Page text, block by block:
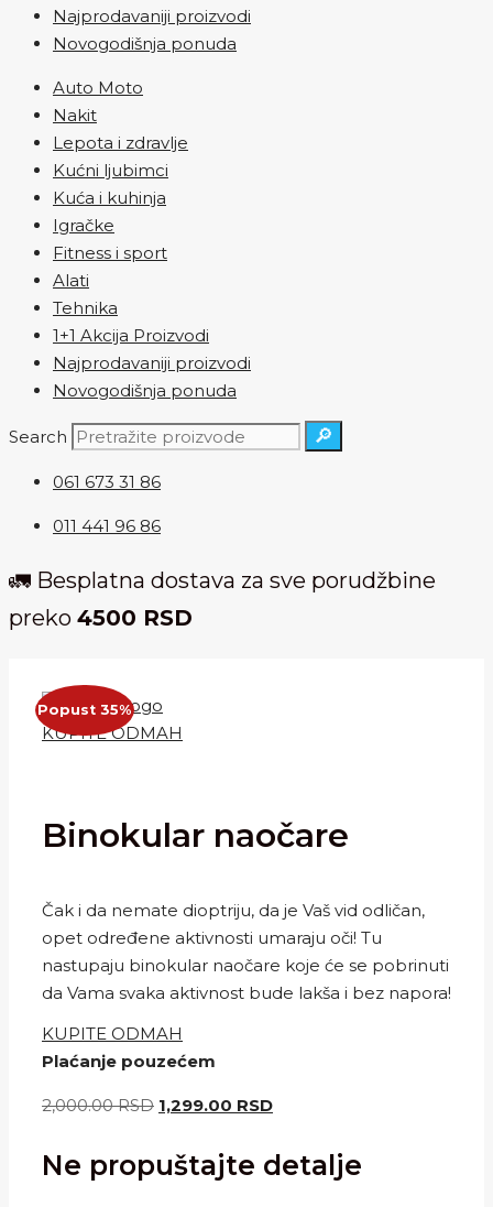
Najprodavaniji proizvodi
Novogodišnja ponuda
Auto Moto
Nakit
Lepota i zdravlje
Kućni ljubimci
Kuća i kuhinja
Igračke
Fitness i sport
Alati
Tehnika
1+1 Akcija Proizvodi
Najprodavaniji proizvodi
Novogodišnja ponuda
Search 🔎
061 673 31 86
011 441 96 86
🚛 Besplatna dostava za sve porudžbine
preko 4500 RSD
KUPITE ODMAH
Binokular naočare
Čak i da nemate dioptriju, da je Vaš vid odličan,
opet određene aktivnosti umaraju oči! Tu
nastupaju binokular naočare koje će se pobrinuti
da Vama svaka aktivnost bude lakša i bez napora!
KUPITE ODMAH
Plaćanje pouzećem
2,000.00RSD Originalna
je
1,299.00 RSDTrenutna
je:
1,299.00 RSD.
Ne propuštajte detalje
Popust 35%